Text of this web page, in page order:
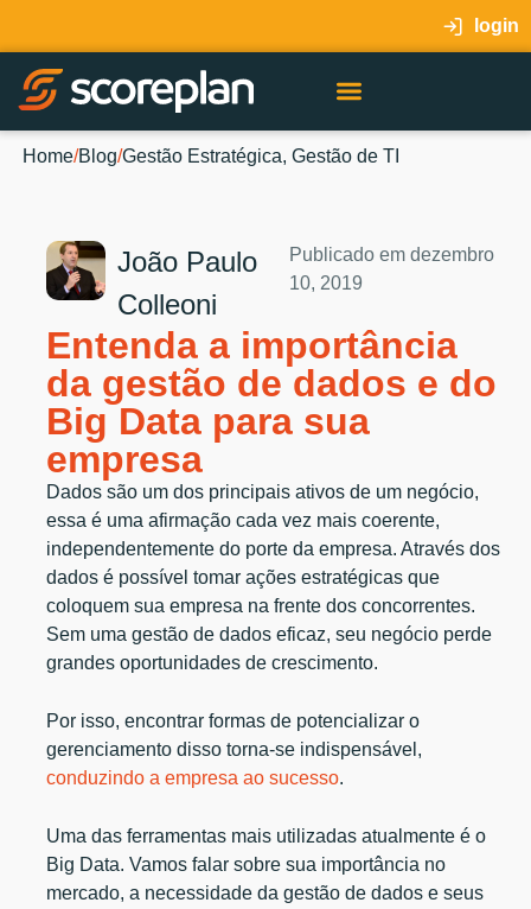
login
Home/Blog/Gestão Estratégica, Gestão de TI
João Paulo
Colleoni
Publicado em dezembro
10, 2019
Entenda a importância
da gestão de dados e do
Big Data para sua
empresa
Dados são um dos principais ativos de um negócio,
essa é uma afirmação cada vez mais coerente,
independentemente do porte da empresa. Através dos
dados é possível tomar ações estratégicas que
coloquem sua empresa na frente dos concorrentes.
Sem uma gestão de dados eficaz, seu negócio perde
grandes oportunidades de crescimento.
Por isso, encontrar formas de potencializar o
gerenciamento disso torna-se indispensável,
conduzindo a empresa ao sucesso.
Uma das ferramentas mais utilizadas atualmente é o
Big Data. Vamos falar sobre sua importância no
mercado, a necessidade da gestão de dados e seus